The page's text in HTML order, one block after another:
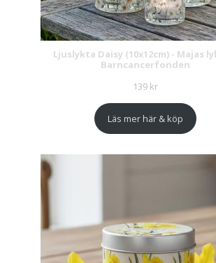
Ljuslykta Daisy (10x12cm) - Majas
Barncancerfonden
139 kr
Läs mer här & köp